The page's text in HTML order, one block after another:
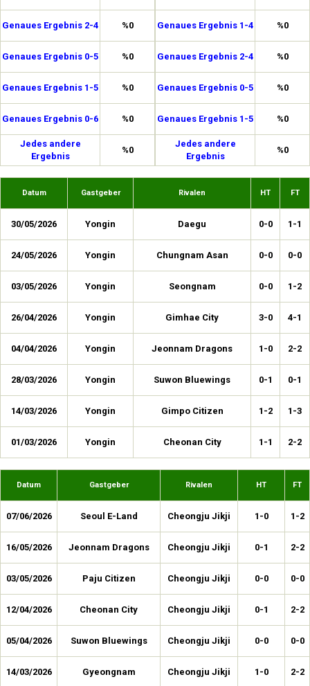
Genaues Ergebnis 2-4 %0
Genaues Ergebnis 0-5 %0
Genaues Ergebnis 1-5 %0
Genaues Ergebnis 0-6 %0
Jedes andere
Ergebnis
%0
Genaues Ergebnis 1-4 %0
Genaues Ergebnis 2-4 %0
Genaues Ergebnis 0-5 %0
Genaues Ergebnis 1-5 %0
Jedes andere
Ergebnis
%0
Datum Gastgeber Rivalen HT FT
30/05/2026 Yongin Daegu 0-0 1-1
24/05/2026 Yongin Chungnam Asan 0-0 0-0
03/05/2026 Yongin Seongnam 0-0 1-2
26/04/2026 Yongin Gimhae City 3-0 4-1
04/04/2026 Yongin Jeonnam Dragons 1-0 2-2
28/03/2026 Yongin Suwon Bluewings 0-1 0-1
14/03/2026 Yongin Gimpo Citizen 1-2 1-3
01/03/2026 Yongin Cheonan City 1-1 2-2
Datum Gastgeber Rivalen HT FT
07/06/2026 Seoul E-Land Cheongju Jikji 1-0 1-2
16/05/2026 Jeonnam Dragons Cheongju Jikji 0-1 2-2
03/05/2026 Paju Citizen Cheongju Jikji 0-0 0-0
12/04/2026 Cheonan City Cheongju Jikji 0-1 2-2
05/04/2026 Suwon Bluewings Cheongju Jikji 0-0 0-0
14/03/2026 Gyeongnam Cheongju Jikji 1-0 2-2